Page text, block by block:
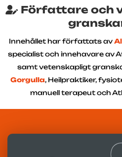
Författare och
Innehållet har författats av
specialist och innehavare av
samt vetenskapligt
Gorgulla, Heilpraktiker,
manuell terapeut och